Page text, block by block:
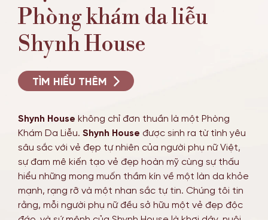
TIN TỨC SỰ KIỆN
ƯU ĐÃI
Phòng khám da liễu
Shynh House
TÌM HIỂU THÊM
Shynh House không chỉ đơn thuần là một Phòng
Khám Da Liễu. Shynh House được sinh ra từ tình yêu
sâu sắc với vẻ đẹp tự nhiên của người phụ nữ Việt,
sự đam mê kiến tạo vẻ đẹp hoàn mỹ cùng sự thấu
hiểu những mong muốn thầm kín về một làn da khỏe
mạnh, rạng rỡ và một nhan sắc tự tin. Chúng tôi tin
rằng, mỗi người phụ nữ đều sở hữu một vẻ đẹp độc